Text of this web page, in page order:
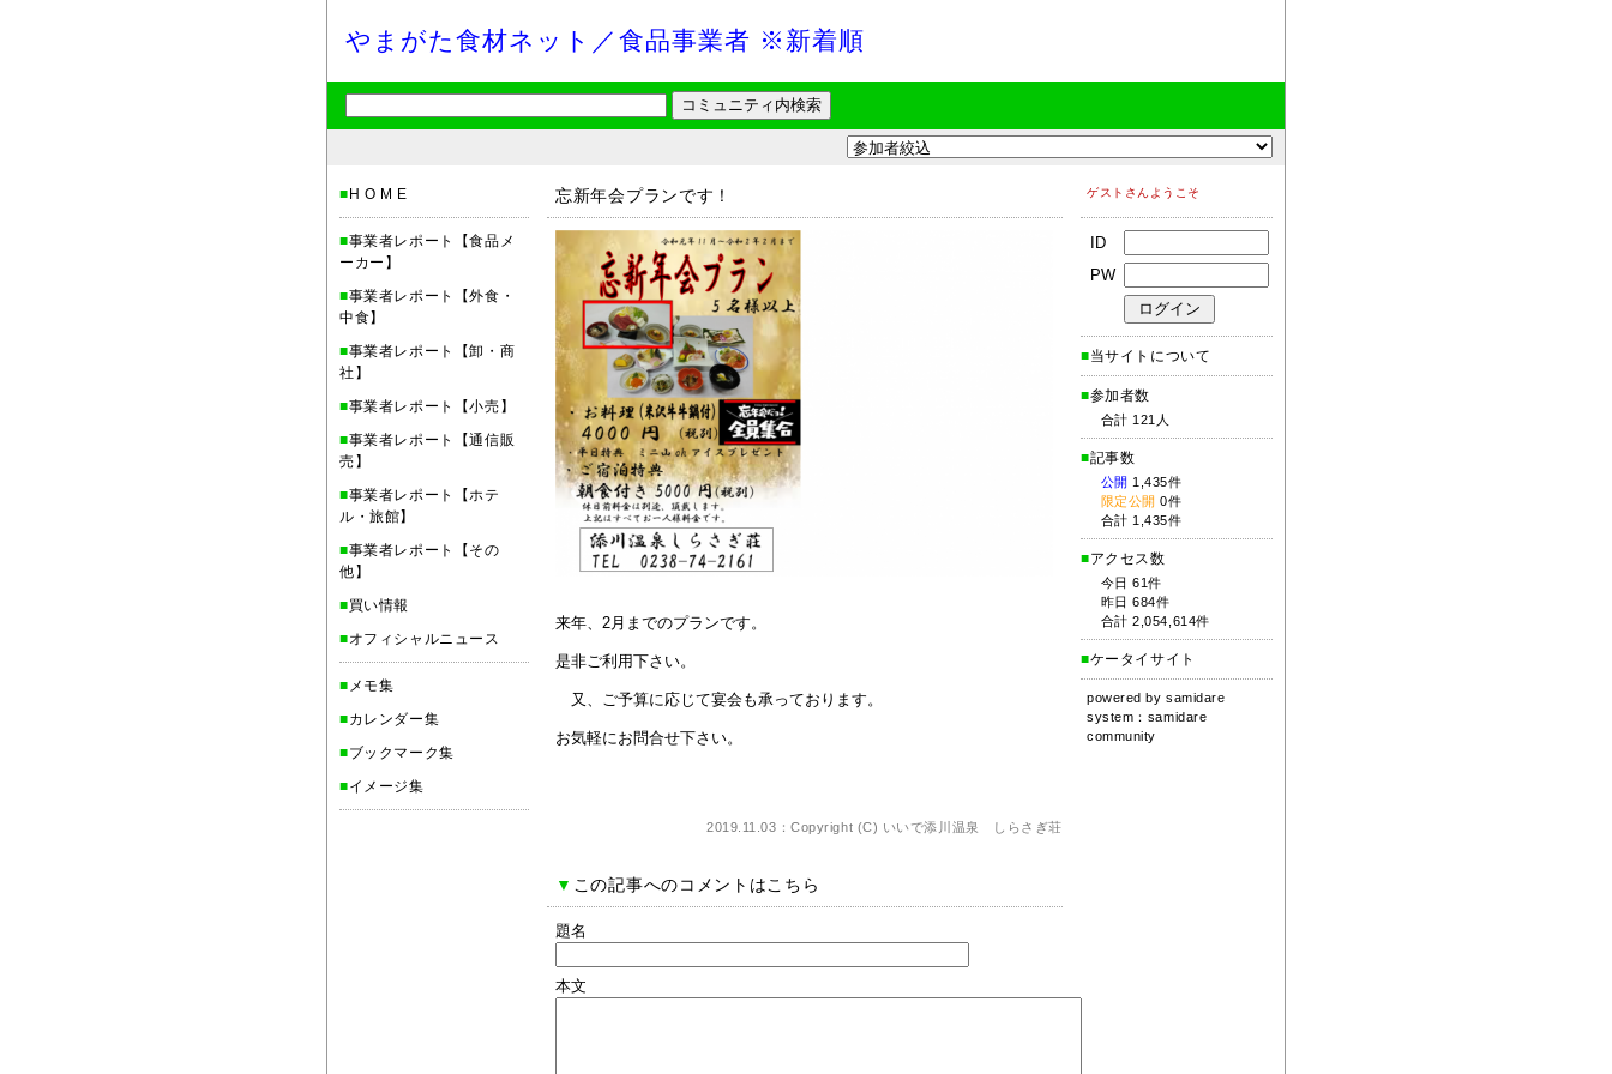
やまがた食材ネット／食品事業者 ※新着順
■ H O M E
■事業者レポート【食品メ
ーカー】
■事業者レポート【外食・
中食】
■事業者レポート【卸・商
社】
■事業者レポート【小売】
■事業者レポート【通信販
売】
■事業者レポート【ホテ
ル・旅館】
■事業者レポート【その
他】
■買い情報
■オフィシャルニュース
■ メモ集
■カレンダー集
■ブックマーク集
■イメージ集
忘新年会プランです！
来年、2月までのプランです。
是非ご利用下さい。
又、ご予算に応じて宴会も承っております。
お気軽にお問合せ下さい。
2019.11.03：Copyright (C) いいで添川温泉 しらさぎ荘
▼ この記事へのコメントはこちら
題名
本文
ゲストさんようこそ
ID
PW
■当サイトについて
■参加者数
合計 121人
■記事数
公開 1,435件
限定公開 0件
合計 1,435件
■アクセス数
今日 61件
昨日 684件
合計 2,054,614件
■ケータイサイト
powered bysamidare
system： samidare
community